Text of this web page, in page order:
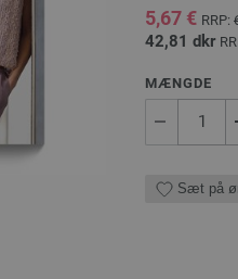
5,67 € RRP:
42,81 dkr
MÆNGDE
Sæt på